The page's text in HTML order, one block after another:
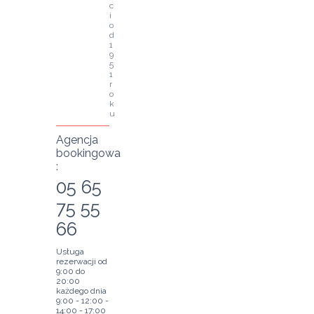
c
i
o
d
1
9
5
1
r
o
k
u
Agencja
bookingowa
:
05 65
75 55
66
Usługa
rezerwacji od
9:00 do
20:00
każdego dnia
9:00 - 12:00 -
14:00 - 17:00